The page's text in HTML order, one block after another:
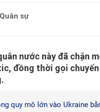
Quân sự
nước này đã chặn
đồng thời gọi
quy mô lớn vào Ukraine